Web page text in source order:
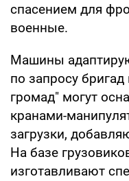
спасением для
военные.
Машины
по запросу
громад" могут
кранами-
загрузки,
На базе
изготавливают